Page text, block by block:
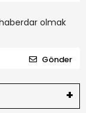
olmak
Gönder